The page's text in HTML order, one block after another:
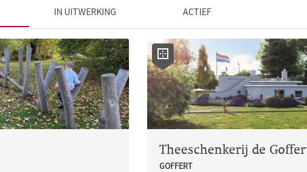
IN UITWERKING ACTIEF
Theeschenkerij de
GOFFERT